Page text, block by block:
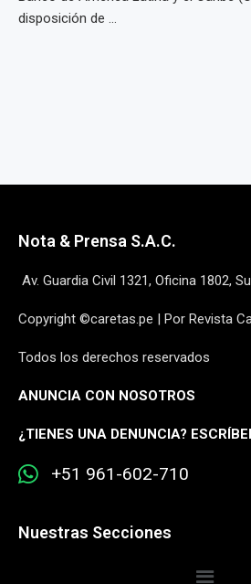
disposición de ...
Nota & Prensa S.A.C.
Av. Guardia Civil 1321, Oficina 1802,
Copyright ©caretas.pe | Por Revista
Todos los derechos reservados
ANUNCIA CON NOSOTROS
¿TIENES UNA DENUNCIA?
+51 961-602-710
Nuestras Secciones